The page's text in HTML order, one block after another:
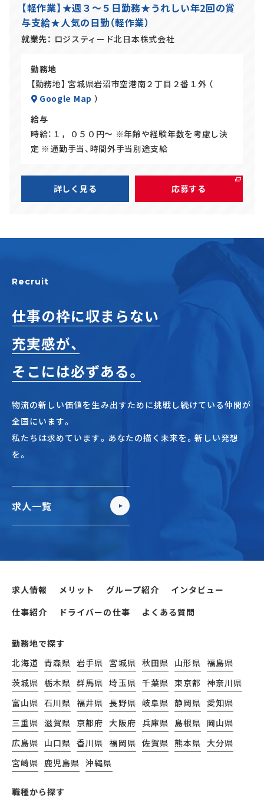
バ
ト
【軽作業】★週３～５日勤務★うれしい年2回の賞
与支給★人気の日勤（軽作業）
就業先 ロジスティード北日本株式会社
勤務地
【勤務地】 宮城県岩沼市空港南２丁目２番１外 （
Google Map ）
給与
時給：１，０５０円～ ※年齢や経験年数を考慮し決
定 ※通勤手当、時間外手当別途支給
詳しく見る 応募する
Recruit
仕事の枠に収まらない
充実感が、
そこには必ずある。
物流の新しい価値を生み出すために挑戦し続けている仲間が
全国にいます。
私たちは求めています。あなたの描く未来を。新しい発想
を。
求人一覧
求人情報 メリット グループ紹介
インタビュー
仕事紹介
ドライバーの仕事 よくある質問
勤務地で探す
北海道 青森県 岩手県 宮城県 秋田県 山形県 福島県
茨城県 栃木県 群馬県 埼玉県 千葉県 東京都 神奈川県
富山県 石川県 福井県 長野県 岐阜県 静岡県 愛知県
三重県 滋賀県 京都府 大阪府 兵庫県 島根県 岡山県
広島県 山口県 香川県 福岡県 佐賀県 熊本県 大分県
宮崎県 鹿児島県 沖縄県
職種から探す